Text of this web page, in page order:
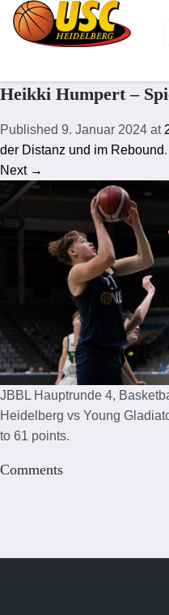
Heikki Humpert –
Published 9. Januar 2024 at
der Distanz und im Rebound.
Next →
JBBL Hauptrunde 4,
Heidelberg vs Young
to 61 points.
Comments